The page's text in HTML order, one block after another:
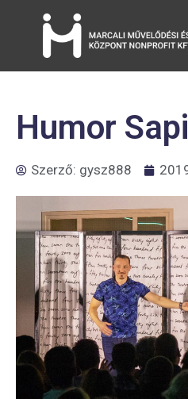
Humor
Szerző: gysz888